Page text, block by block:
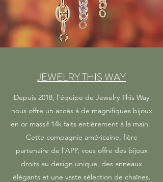
JEWELRY THIS WAY
Depuis 2018, l'équipe de Jewelry This Way
nous offre un accès à de magnifiques bijoux
en or massif 14k faits entièrement à la main.
Cette compagnie américaine, fière
partenaire de l'APP, vous offre des bijoux
droits au design unique, des anneaux
élégants et une vaste sélection de chaînes.